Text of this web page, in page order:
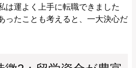
は運よく上手に転職できました
ったことも考えると、一大決心だ